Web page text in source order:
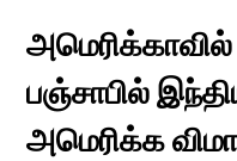
அமெரிக்காவில்
பஞ்சாபில்
அமெரிக்க